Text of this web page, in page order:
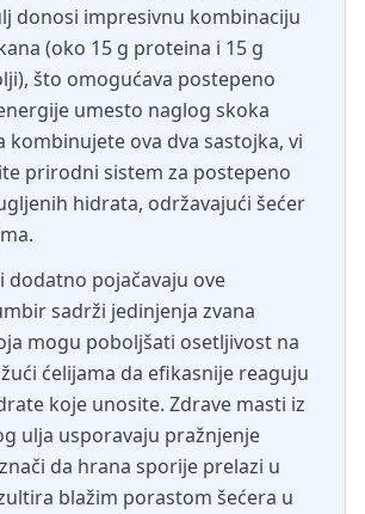
donosi impresivnu kombinaciju
(oko 15 g proteina i 15 g
što omogućava postepeno
umesto naglog skoka
kombinujete ova dva sastojka, vi
prirodni sistem za postepeno
hidrata, održavajući šećer
dodatno pojačavaju ove
sadrži jedinjenja zvana
mogu poboljšati osetljivost na
ćelijama da efikasnije reaguju
koje unosite. Zdrave masti iz
ulja usporavaju pražnjenje
da hrana sporije prelazi u
blažim porastom šećera u